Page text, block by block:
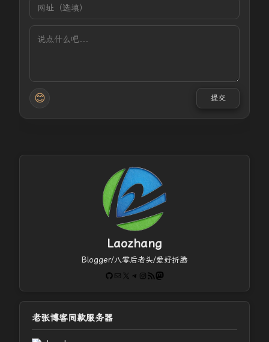
😊 提交
Laozhang
Blogger/八零后老头/爱好折腾
GitHub
电子邮件 X Telegram
Instagram
RSS FeedMastodon
老张博客同款服务器